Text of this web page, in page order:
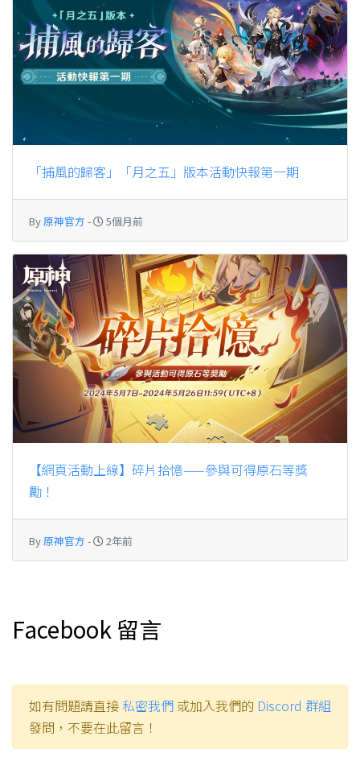
「捕風的歸客」「月之五」版本活動快報第一期
By原神官方 - 5個月前
【網頁活動上線】碎片拾憶——參與可得原石等獎
勵！
By原神官方 - 2年前
Facebook 留言
如有問題請直接私密我們 或加入我們的 Discord 群組
發問，不要在此留言！